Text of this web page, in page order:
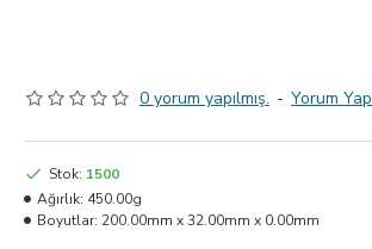
0 yorum yapılmış. - Yorum Yap
Stok: 1500
Ağırlık: 450.00g
Boyutlar: 200.00mm x 32.00mm x 0.00mm